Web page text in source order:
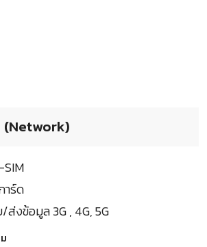
(Network)
SIM
าร์ด
ส่งข้อมูล 3G , 4G, 5G